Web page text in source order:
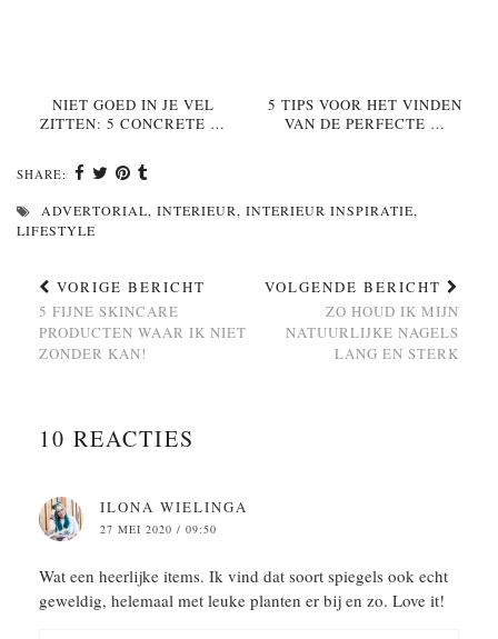
NIET GOED IN JE VEL
ZITTEN: 5 CONCRETE …
5 TIPS VOOR HET VINDEN
VAN DE PERFECTE …
SHARE:
ADVERTORIAL, INTERIEUR, INTERIEUR INSPIRATIE,
LIFESTYLE
VORIGE BERICHT
5 FIJNE SKINCARE
PRODUCTEN WAAR IK NIET
ZONDER KAN!
VOLGENDE BERICHT
ZO HOUD IK MIJN
NATUURLIJKE NAGELS
LANG EN STERK
10 REACTIES
ILONA WIELINGA
27 MEI 2020 / 09:50
Wat een heerlijke items. Ik vind dat soort spiegels ook echt
geweldig, helemaal met leuke planten er bij en zo. Love it!